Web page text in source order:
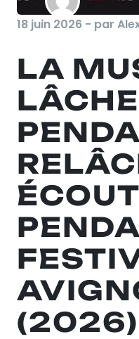
18 juin 2026 - par
LA
LÂCHE
(2026)